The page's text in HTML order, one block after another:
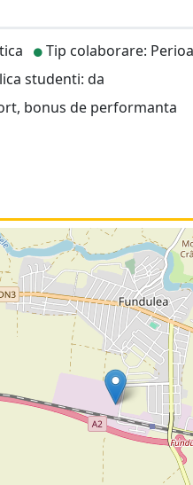
Tip colaborare:
studenti: da
bonus de performanta